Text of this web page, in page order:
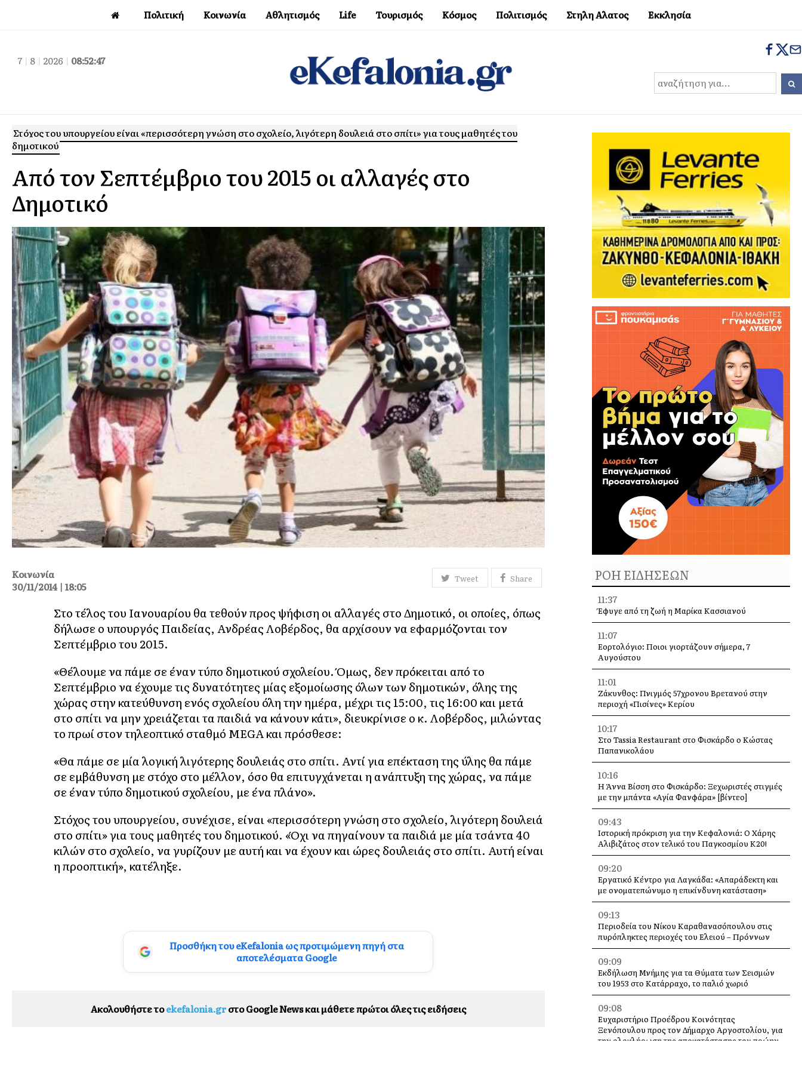
Πολιτική Κοινωνία Αθλητισμός Life Τουρισμός Κόσμος Πολιτισμός Στηλη Αλατος Εκκλησία
7 | 8 | 2026 | 08:52:48
Στόχος του υπουργείου είναι «περισσότερη γνώση στο σχολείο, λιγότερη δουλειά στο σπίτι» για τους μαθητές του
δημοτικού
Από τον Σεπτέμβριο του 2015 οι αλλαγές στο
Δημοτικό
Tweet Share
Κοινωνία
30/11/2014 | 18:05
Στο τέλος του Ιανουαρίου θα τεθούν προς ψήφιση οι αλλαγές στο Δημοτικό, οι οποίες, όπως
δήλωσε ο υπουργός Παιδείας, Ανδρέας Λοβέρδος, θα αρχίσουν να εφαρμόζονται τον
Σεπτέμβριο του 2015.
«Θέλουμε να πάμε σε έναν τύπο δημοτικού σχολείου. Όμως, δεν πρόκειται από το
Σεπτέμβριο να έχουμε τις δυνατότητες μίας εξομοίωσης όλων των δημοτικών, όλης της
χώρας στην κατεύθυνση ενός σχολείου όλη την ημέρα, μέχρι τις 15:00, τις 16:00 και μετά
στο σπίτι να μην χρειάζεται τα παιδιά να κάνουν κάτι», διευκρίνισε ο κ. Λοβέρδος, μιλώντας
το πρωί στον τηλεοπτικό σταθμό MEGA και πρόσθεσε:
«Θα πάμε σε μία λογική λιγότερης δουλειάς στο σπίτι. Αντί για επέκταση της ύλης θα πάμε
σε εμβάθυνση με στόχο στο μέλλον, όσο θα επιτυγχάνεται η ανάπτυξη της χώρας, να πάμε
σε έναν τύπο δημοτικού σχολείου, με ένα πλάνο».
Στόχος του υπουργείου, συνέχισε, είναι «περισσότερη γνώση στο σχολείο, λιγότερη δουλειά
στο σπίτι» για τους μαθητές του δημοτικού. «Όχι να πηγαίνουν τα παιδιά με μία τσάντα 40
κιλών στο σχολείο, να γυρίζουν με αυτή και να έχουν και ώρες δουλειάς στο σπίτι. Αυτή είναι
η προοπτική», κατέληξε.
Προσθήκη του eKefalonia ως προτιμώμενη πηγή στα
αποτελέσματα Google
Ακολουθήστε τοekefalonia.grστο Google News και μάθετε πρώτοι όλες τις ειδήσεις
ΡΟΗ ΕΙΔΗΣΕΩΝ
11:37
Έφυγε από τη ζωή η Μαρίκα Κασσιανού
11:07
Εορτολόγιο: Ποιοι γιορτάζουν σήμερα, 7
Αυγούστου
11:01
Ζάκυνθος: Πνιγμός 57χρονου Βρετανού στην
περιοχή «Πισίνες» Κερίου
10:17
Στο Tassia Restaurant στο Φισκάρδο ο Κώστας
Παπανικολάου
10:16
Η Άννα Βίσση στο Φισκάρδο: Ξεχωριστές στιγμές
με την μπάντα «Αγία Φανφάρα» [βίντεο]
09:43
Ιστορική πρόκριση για την Κεφαλονιά: Ο Χάρης
Αλιβιζάτος στον τελικό του Παγκοσμίου Κ20!
09:20
Εργατικό Κέντρο για Λαγκάδα: «Απαράδεκτη και
με ονοματεπώνυμο η επικίνδυνη κατάσταση»
09:13
Περιοδεία του Νίκου Καραθανασόπουλου στις
πυρόπληκτες περιοχές του Ελειού – Πρόννων
09:09
Εκδήλωση Μνήμης για τα Θύματα των Σεισμών
του 1953 στο Κατάρραχο, το παλιό χωριό
09:08
Ευχαριστήριο Προέδρου Κοινότητας
Ξενόπουλου προς τον Δήμαρχο Αργοστολίου, για
την ολοκλήρωση της αποκατάστασης του πρώην